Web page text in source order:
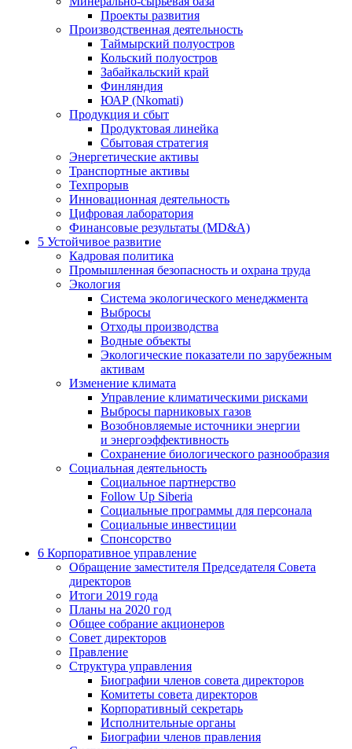
Проекты развития
Производственная деятельность
Таймырский полуостров
Кольский полуостров
Забайкальский край
Финляндия
ЮАР (Nkomati)
Продукция и сбыт
Продуктовая линейка
Сбытовая стратегия
Энергетические активы
Транспортные активы
Техпрорыв
Инновационная деятельность
Цифровая лаборатория
Финансовые результаты (MD&A)
5 Устойчивое развитие
Кадровая политика
Промышленная безопасность и охрана труда
Экология
Система экологического менеджмента
Выбросы
Отходы производства
Водные объекты
Экологические показатели по зарубежным
активам
Изменение климата
Управление климатическими рисками
Выбросы парниковых газов
Возобновляемые источники энергии
и энергоэффективность
Сохранение биологического разнообразия
Социальная деятельность
Социальное партнерство
Follow Up Siberia
Социальные программы для персонала
Социальные инвестиции
Спонсорство
6 Корпоративное управление
Обращение заместителя Председателя Совета
директоров
Итоги 2019 года
Планы на 2020 год
Общее собрание акционеров
Совет директоров
Правление
Структура управления
Биографии членов совета директоров
Комитеты совета директоров
Корпоративный секретарь
Исполнительные органы
Биографии членов правления